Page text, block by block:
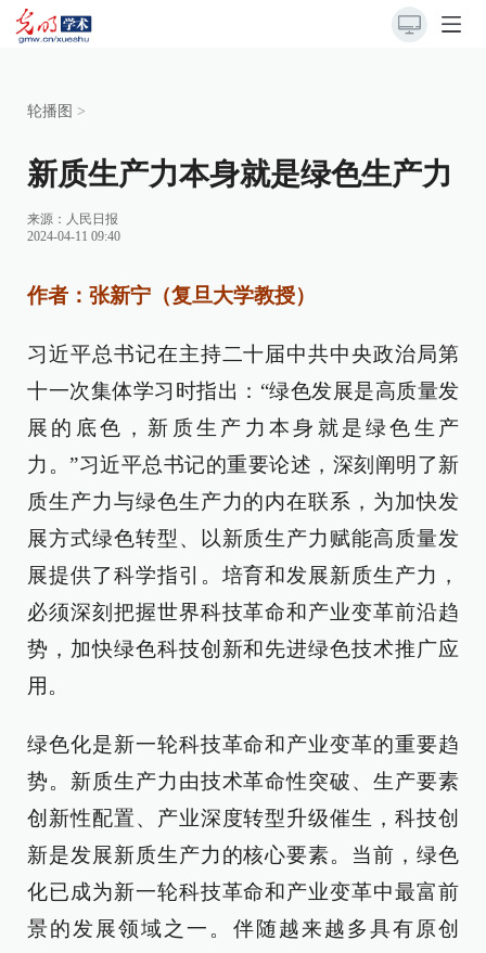
轮播图 >
新质生产力本身就是绿色生产力
来源： 人民日报
2024-04-11 09:40
作者：张新宁（复旦大学教授）
习近平总书记在主持二十届中共中央政治局第
十一次集体学习时指出：“绿色发展是高质量发
展的底色，新质生产力本身就是绿色生产
力。”习近平总书记的重要论述，深刻阐明了新
质生产力与绿色生产力的内在联系，为加快发
展方式绿色转型、以新质生产力赋能高质量发
展提供了科学指引。培育和发展新质生产力，
必须深刻把握世界科技革命和产业变革前沿趋
势，加快绿色科技创新和先进绿色技术推广应
用。
绿色化是新一轮科技革命和产业变革的重要趋
势。新质生产力由技术革命性突破、生产要素
创新性配置、产业深度转型升级催生，科技创
新是发展新质生产力的核心要素。当前，绿色
化已成为新一轮科技革命和产业变革中最富前
景的发展领域之一。伴随越来越多具有原创